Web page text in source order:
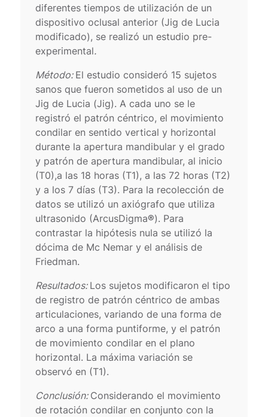
diferentes tiempos de utilización de un
dispositivo oclusal anterior (Jig de Lucia
modificado), se realizó un estudio pre-
experimental.
Método: El estudio consideró 15 sujetos
sanos que fueron sometidos al uso de un
Jig de Lucia (Jig). A cada uno se le
registró el patrón céntrico, el movimiento
condilar en sentido vertical y horizontal
durante la apertura mandibular y el grado
y patrón de apertura mandibular, al inicio
(T0),a las 18 horas (T1), a las 72 horas (T2)
y a los 7 días (T3). Para la recolección de
datos se utilizó un axiógrafo que utiliza
ultrasonido (ArcusDigma®). Para
contrastar la hipótesis nula se utilizó la
dócima de Mc Nemar y el análisis de
Friedman.
Resultados: Los sujetos modificaron el tipo
de registro de patrón céntrico de ambas
articulaciones, variando de una forma de
arco a una forma puntiforme, y el patrón
de movimiento condilar en el plano
horizontal. La máxima variación se
observó en (T1).
Conclusión: Considerando el movimiento
de rotación condilar en conjunto con la